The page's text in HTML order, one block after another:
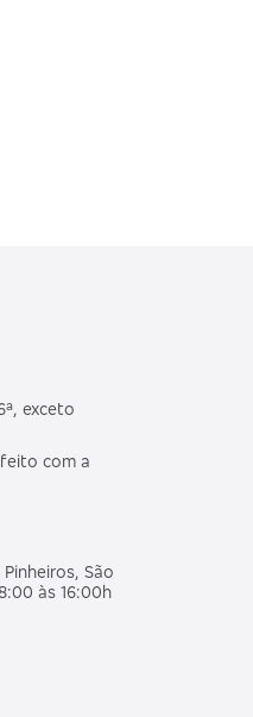
exceto
com a
Pinheiros, São
às 16:00h